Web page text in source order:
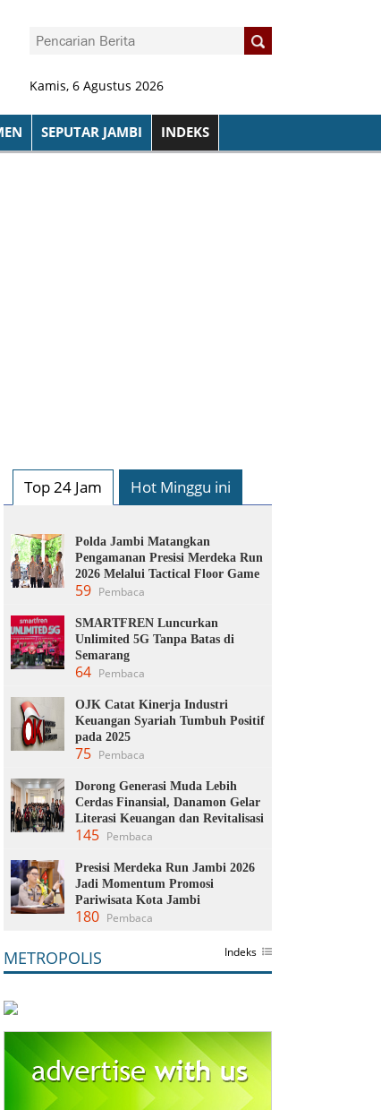
Kamis, 6 Agustus 2026
SEPUTAR JAMBI INDEKS
Top 24 Jam Hot Minggu ini
Polda Jambi Matangkan
Pengamanan Presisi Merdeka Run
2026 Melalui Tactical Floor Game
59 Pembaca
SMARTFREN Luncurkan
Unlimited 5G Tanpa Batas di
Semarang
64 Pembaca
OJK Catat Kinerja Industri
Keuangan Syariah Tumbuh Positif
pada 2025
75 Pembaca
Dorong Generasi Muda Lebih
Cerdas Finansial, Danamon Gelar
Literasi Keuangan dan Revitalisasi
145 Pembaca
Presisi Merdeka Run Jambi 2026
Jadi Momentum Promosi
Pariwisata Kota Jambi
180 Pembaca
METROPOLIS Indeks